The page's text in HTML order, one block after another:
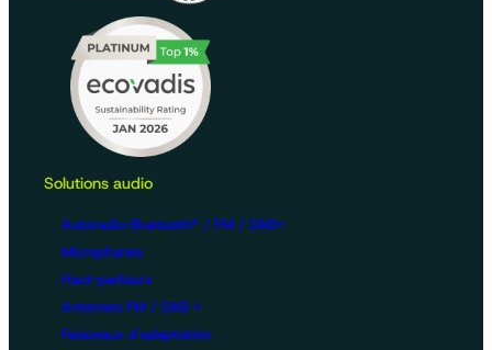
Solutions audio
Autoradio Bluetooth® / FM / DAB+
Microphones
Haut-parleurs
Antennes FM / DAB +
Faisceaux d'adaptation